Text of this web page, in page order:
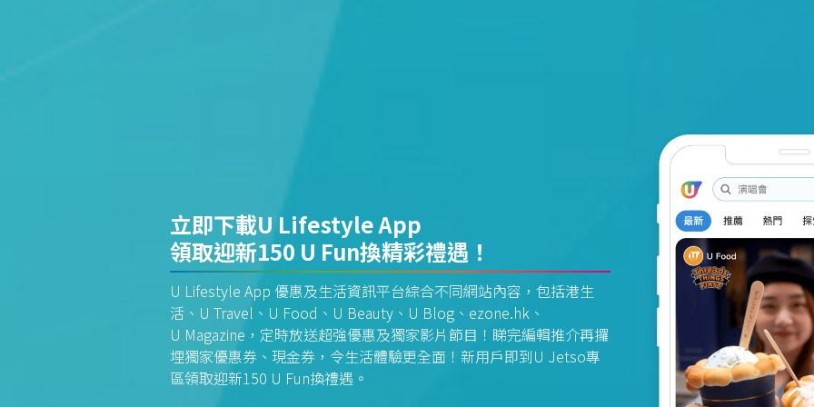
立即下載U Lifestyle App
領取迎新150 U Fun換精彩禮遇！
U Lifestyle App 優惠及生活資訊平台綜合不同網站內容，包括港生
活、U Travel、U Food、U Beauty、U Blog、ezone.hk、
U Magazine，定時放送超強優惠及獨家影片節目！睇完編輯推介再攞
埋獨家優惠券、現金券，令生活體驗更全面！新用戶即到U Jetso專
區領取迎新150 U Fun換禮遇。